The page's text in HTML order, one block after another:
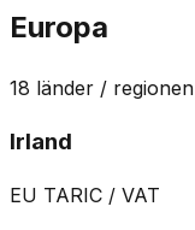
Europa
18 länder / regionen
Irland
EU TARIC / VAT